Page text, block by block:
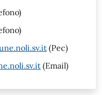
(Pec)
(Email)